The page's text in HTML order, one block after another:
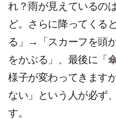
れ？雨が見えているの
ど。さらに降ってくる
る」→「スカーフを頭
をかぶる」、最後に「
様子が変わってきます
ない」という人が必ず
す。